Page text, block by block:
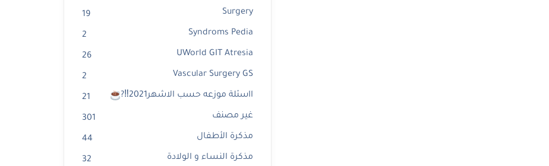
Surgery
19
Syndroms Pedia
2
UWorld GIT Atresia
26
Vascular Surgery GS
2
ااسئلة موزعه حسب الاشهر2021‼?
21
غير مصنف
301
مذكرة الأطفال
44
مذكرة النساء و الولادة
32